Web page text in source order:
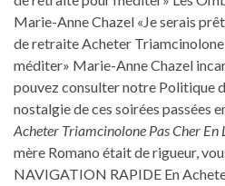
Marie-Anne Chazel «Je serais
de retraite Acheter Triamcinolone
méditer» Marie-Anne Chazel
pouvez consulter notre Politique
nostalgie de ces soirées passées
Acheter Triamcinolone Pas Cher En
mère Romano était de rigueur,
NAVIGATION RAPIDE En